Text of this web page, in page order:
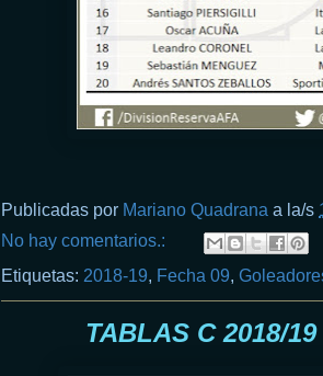
Publicadas por Mariano Quadrana a la/s
No hay comentarios.:
Etiquetas: 2018-19, Fecha 09,
TABLAS C 2018/